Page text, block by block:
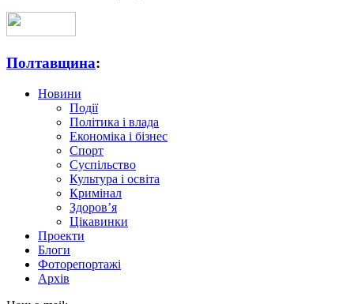
Полтавщина:
Новини
Події
Політика і влада
Економіка і бізнес
Спорт
Суспільство
Культура і освіта
Кримінал
Здоров’я
Цікавинки
Проекти
Блоги
Фоторепортажі
Архів